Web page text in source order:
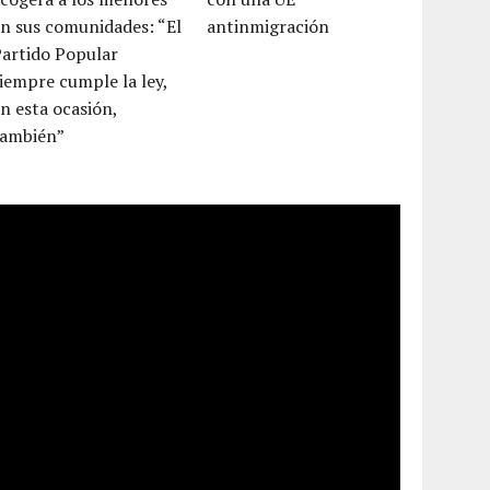
sus comunidades: “El
Popular
cumple la ley,
esta ocasión,
antinmigración